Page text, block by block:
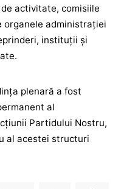
activitate, comisiile
organele administraţiei
instituţii şi
plenară a fost
al
Partidului Nostru,
al acestei structuri